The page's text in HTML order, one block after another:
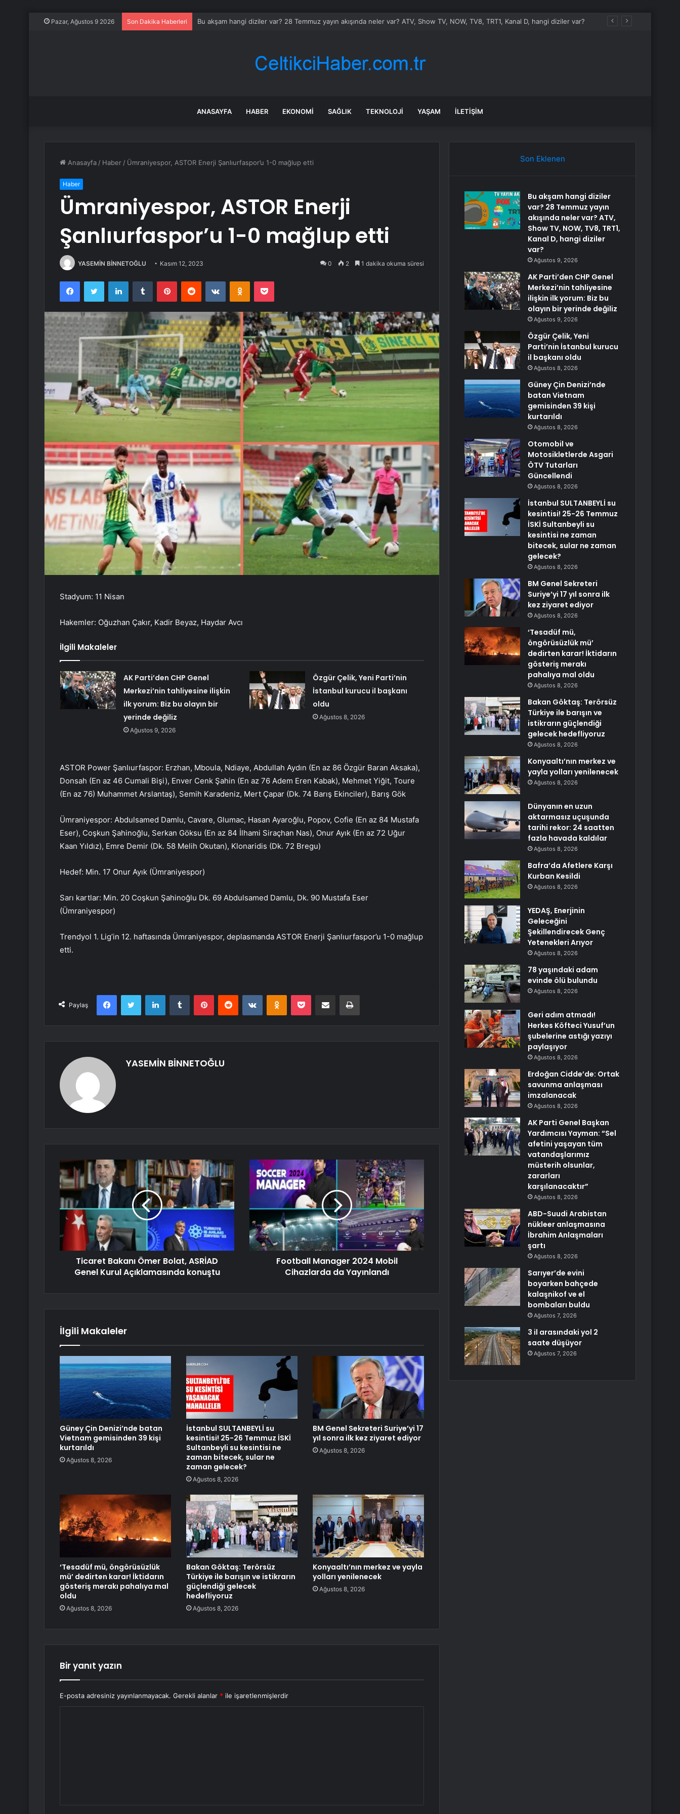
Pazar, Ağustos 9 2026 Son Dakika Haberleri Bu akşam hangi diziler var? 28 Temmuz yayın akışında neler var? ATV, Show TV, NOW, TV8, TRT1, Kanal D, hangi diziler var?
ANASAYFA HABER EKONOMI SAĞLIK TEKNOLOJI YAŞAM İLETIŞIM
Anasayfa / Haber / Ümraniyespor, ASTOR Enerji Şanlıurfaspor’u 1-0 mağlup etti
Haber
Ümraniyespor, ASTOR Enerji
Şanlıurfaspor’u 1-0 mağlup etti
YASEMİN BİNNETOĞLU Kasım 12, 2023 0 2 1 dakika okuma süresi
FacebookTwitter LinkedInTumblr PinterestReddit VKontakteOdnoklassniki
Pocket
Stadyum: 11 Nisan
Hakemler: Oğuzhan Çakır, Kadir Beyaz, Haydar Avcı
İlgili Makaleler
AK Parti’den CHP Genel
Merkezi’nin tahliyesine ilişkin
ilk yorum: Biz bu olayın bir
yerinde değiliz
Ağustos 9, 2026
Özgür Çelik, Yeni Parti’nin
İstanbul kurucu il başkanı
oldu
Ağustos 8, 2026
ASTOR Power Şanlıurfaspor: Erzhan, Mboula, Ndiaye, Abdullah Aydın (En az 86 Özgür Baran Aksaka),
Donsah (En az 46 Cumali Bişi), Enver Cenk Şahin (En az 76 Adem Eren Kabak), Mehmet Yiğit, Toure
(En az 76) Muhammet Arslantaş), Semih Karadeniz, Mert Çapar (Dk. 74 Barış Ekinciler), Barış Gök
Ümraniyespor: Abdulsamed Damlu, Cavare, Glumac, Hasan Ayaroğlu, Popov, Cofie (En az 84 Mustafa
Eser), Coşkun Şahinoğlu, Serkan Göksu (En az 84 İlhami Siraçhan Nas), Onur Ayık (En az 72 Uğur
Kaan Yıldız), Emre Demir (Dk. 58 Melih Okutan), Klonaridis (Dk. 72 Bregu)
Hedef: Min. 17 Onur Ayık (Ümraniyespor)
Sarı kartlar: Min. 20 Coşkun Şahinoğlu Dk. 69 Abdulsamed Damlu, Dk. 90 Mustafa Eser
(Ümraniyespor)
Trendyol 1. Lig’in 12. haftasında Ümraniyespor, deplasmanda ASTOR Enerji Şanlıurfaspor’u 1-0 mağlup
etti.
Paylaş
FacebookTwitter LinkedInTumblr PinterestReddit VKontakteOdnoklassniki
Pocket E-Posta ile paylaş Yazdır
YASEMİN BİNNETOĞLU
Ticaret Bakanı Ömer Bolat, ASRİAD
Genel Kurul Açıklamasında konuştu
Football Manager 2024 Mobil
Cihazlarda da Yayınlandı
İlgili Makaleler
Güney Çin Denizi’nde batan
Vietnam gemisinden 39 kişi
kurtarıldı
Ağustos 8, 2026
İstanbul SULTANBEYLİ su
kesintisi! 25-26 Temmuz İSKİ
Sultanbeyli su kesintisi ne
zaman bitecek, sular ne
zaman gelecek?
Ağustos 8, 2026
BM Genel Sekreteri Suriye’yi 17
yıl sonra ilk kez ziyaret ediyor
Ağustos 8, 2026
‘Tesadüf mü, öngörüsüzlük
mü’ dedirten karar! İktidarın
gösteriş merakı pahalıya mal
oldu
Ağustos 8, 2026
Bakan Göktaş: Terörsüz
Türkiye ile barışın ve istikrarın
güçlendiği gelecek
hedefliyoruz
Ağustos 8, 2026
Konyaaltı’nın merkez ve yayla
yolları yenilenecek
Ağustos 8, 2026
Bir yanıt yazın
E-posta adresiniz yayınlanmayacak. Gerekli alanlar * ile işaretlenmişlerdir
Son Eklenen
Bu akşam hangi diziler
var? 28 Temmuz yayın
akışında neler var? ATV,
Show TV, NOW, TV8, TRT1,
Kanal D, hangi diziler
var?
Ağustos 9, 2026
AK Parti’den CHP Genel
Merkezi’nin tahliyesine
ilişkin ilk yorum: Biz bu
olayın bir yerinde değiliz
Ağustos 9, 2026
Özgür Çelik, Yeni
Parti’nin İstanbul kurucu
il başkanı oldu
Ağustos 8, 2026
Güney Çin Denizi’nde
batan Vietnam
gemisinden 39 kişi
kurtarıldı
Ağustos 8, 2026
Otomobil ve
Motosikletlerde Asgari
ÖTV Tutarları
Güncellendi
Ağustos 8, 2026
İstanbul SULTANBEYLİ su
kesintisi! 25-26 Temmuz
İSKİ Sultanbeyli su
kesintisi ne zaman
bitecek, sular ne zaman
gelecek?
Ağustos 8, 2026
BM Genel Sekreteri
Suriye’yi 17 yıl sonra ilk
kez ziyaret ediyor
Ağustos 8, 2026
‘Tesadüf mü,
öngörüsüzlük mü’
dedirten karar! İktidarın
gösteriş merakı
pahalıya mal oldu
Ağustos 8, 2026
Bakan Göktaş: Terörsüz
Türkiye ile barışın ve
istikrarın güçlendiği
gelecek hedefliyoruz
Ağustos 8, 2026
Konyaaltı’nın merkez ve
yayla yolları yenilenecek
Ağustos 8, 2026
Dünyanın en uzun
aktarmasız uçuşunda
tarihi rekor: 24 saatten
fazla havada kaldılar
Ağustos 8, 2026
Bafra’da Afetlere Karşı
Kurban Kesildi
Ağustos 8, 2026
YEDAŞ, Enerjinin
Geleceğini
Şekillendirecek Genç
Yetenekleri Arıyor
Ağustos 8, 2026
78 yaşındaki adam
evinde ölü bulundu
Ağustos 8, 2026
Geri adım atmadı!
Herkes Köfteci Yusuf’un
şubelerine astığı yazıyı
paylaşıyor
Ağustos 8, 2026
Erdoğan Cidde’de: Ortak
savunma anlaşması
imzalanacak
Ağustos 8, 2026
AK Parti Genel Başkan
Yardımcısı Yayman: “Sel
afetini yaşayan tüm
vatandaşlarımız
müsterih olsunlar,
zararları
karşılanacaktır”
Ağustos 8, 2026
ABD-Suudi Arabistan
nükleer anlaşmasına
İbrahim Anlaşmaları
şartı
Ağustos 8, 2026
Sarıyer’de evini
boyarken bahçede
kalaşnikof ve el
bombaları buldu
Ağustos 7, 2026
3 il arasındaki yol 2
saate düşüyor
Ağustos 7, 2026